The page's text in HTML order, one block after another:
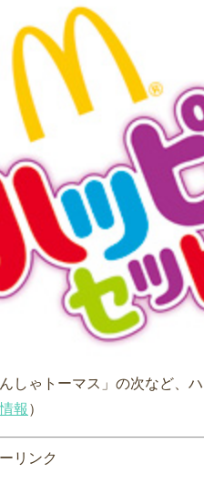
んしゃトーマス」の次など、
報 ）
リンク